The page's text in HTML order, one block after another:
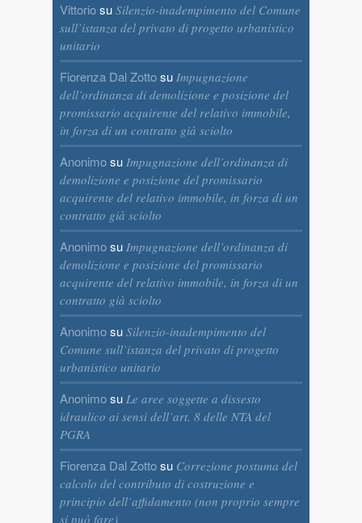
Vittoriosu Silenzio-inadempimento del Comune
sull’istanza del privato di progetto urbanistico
unitario
Fiorenza Dal Zottosu Impugnazione
dell’ordinanza di demolizione e posizione del
promissario acquirente del relativo immobile,
in forza di un contratto già sciolto
Anonimosu Impugnazione dell’ordinanza di
demolizione e posizione del promissario
acquirente del relativo immobile, in forza di un
contratto già sciolto
Anonimosu Impugnazione dell’ordinanza di
demolizione e posizione del promissario
acquirente del relativo immobile, in forza di un
contratto già sciolto
Anonimosu Silenzio-inadempimento del
Comune sull’istanza del privato di progetto
urbanistico unitario
Anonimosu Le aree soggette a dissesto
idraulico ai sensi dell’art. 8 delle NTA del
PGRA
Fiorenza Dal Zottosu Correzione postuma del
calcolo del contributo di costruzione e
principio dell’affidamento (non proprio sempre
si può fare)